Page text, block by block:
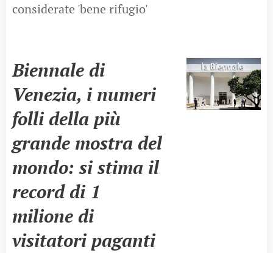
considerate 'bene rifugio'
Biennale di
Venezia, i numeri
folli della più
grande mostra del
mondo: si stima il
record di 1
milione di
visitatori paganti